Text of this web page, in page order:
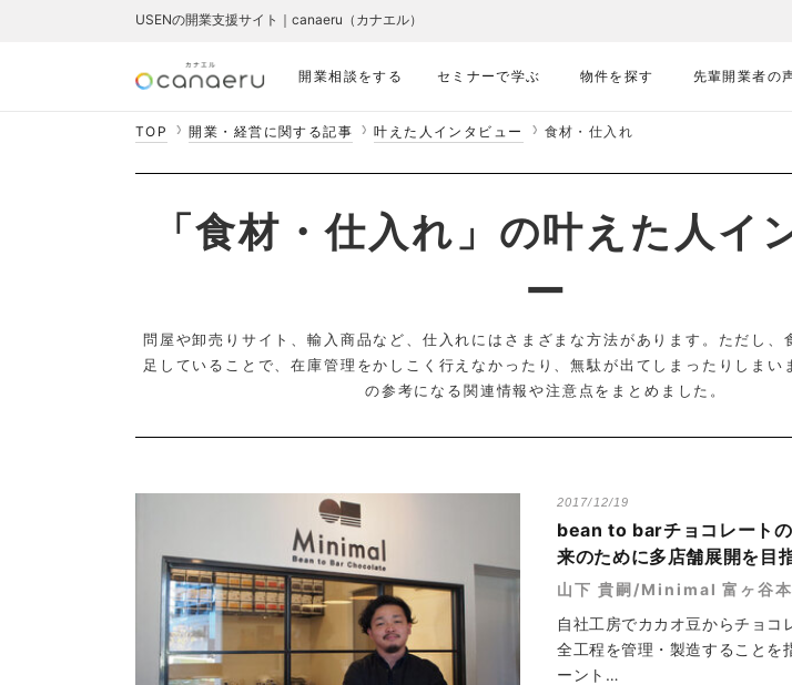
開業相談をする セミナーで学ぶ 物件を探す 先輩開業者の
USENの開業支援サイト｜canaeru（カナエル）
TOP 開業・経営に関する記事 叶えた人インタビュー 食材・仕入れ
「食材・仕入れ」の叶えた人イ
ー
問屋や卸売りサイト、輸入商品など、仕入れにはさまざまな方法があります。ただし、
足していることで、在庫管理をかしこく行えなかったり、無駄が出てしまったりしまい
の参考になる関連情報や注意点をまとめました。
2017/12/19
bean to barチョコレート
来のために多店舗展開を目
山下 貴嗣/Minimal 富ヶ谷
自社工房でカカオ豆からチョコ
全工程を管理・製造すること
ーント…